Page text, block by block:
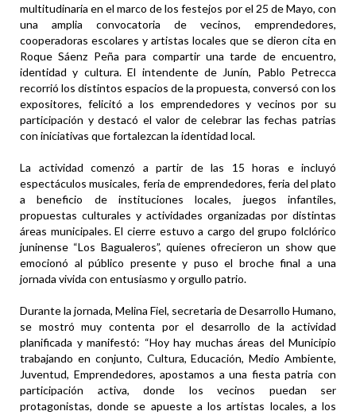
multitudinaria en el marco de los festejos por el 25 de Mayo, con
una amplia convocatoria de vecinos, emprendedores,
cooperadoras escolares y artistas locales que se dieron cita en
Roque Sáenz Peña para compartir una tarde de encuentro,
identidad y cultura. El intendente de Junín, Pablo Petrecca
recorrió los distintos espacios de la propuesta, conversó con los
expositores, felicitó a los emprendedores y vecinos por su
participación y destacó el valor de celebrar las fechas patrias
con iniciativas que fortalezcan la identidad local.
La actividad comenzó a partir de las 15 horas e incluyó
espectáculos musicales, feria de emprendedores, feria del plato
a beneficio de instituciones locales, juegos infantiles,
propuestas culturales y actividades organizadas por distintas
áreas municipales. El cierre estuvo a cargo del grupo folclórico
juninense “Los Bagualeros”, quienes ofrecieron un show que
emocionó al público presente y puso el broche final a una
jornada vivida con entusiasmo y orgullo patrio.
Durante la jornada, Melina Fiel, secretaria de Desarrollo Humano,
se mostró muy contenta por el desarrollo de la actividad
planificada y manifestó: “Hoy hay muchas áreas del Municipio
trabajando en conjunto, Cultura, Educación, Medio Ambiente,
Juventud, Emprendedores, apostamos a una fiesta patria con
participación activa, donde los vecinos puedan ser
protagonistas, donde se apueste a los artistas locales, a los